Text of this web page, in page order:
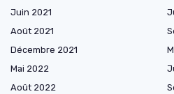
Juin 2021
Août 2021
Décembre 2021
Mai 2022
Août 2022